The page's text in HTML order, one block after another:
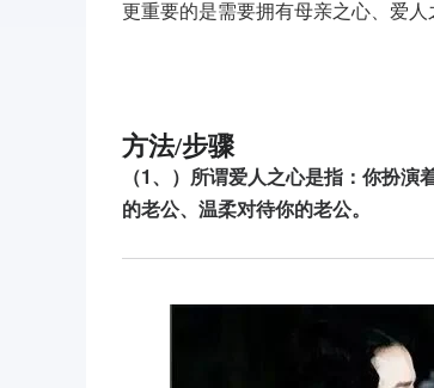
更重要的是需要拥有母亲之心、爱人
方法/步骤
（1、）所谓爱人之心是指：你扮
的老公、温柔对待你的老公。